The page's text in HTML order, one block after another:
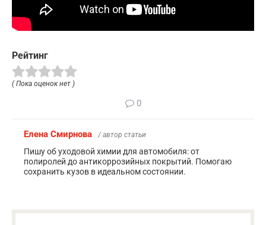
Рейтинг
( Пока оценок нет )
0
Елена Смирнова / автор статьи
Пишу об уходовой химии для автомобиля: от
полиролей до антикоррозийных покрытий. Помогаю
сохранить кузов в идеальном состоянии.